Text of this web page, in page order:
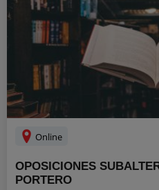
Online
OPOSICIONES
PORTERO